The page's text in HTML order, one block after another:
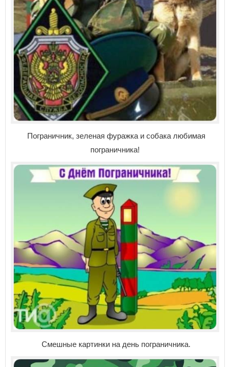
Пограничник, зеленая фуражка и собака любимая
пограничника!
Смешные картинки на день пограничника.